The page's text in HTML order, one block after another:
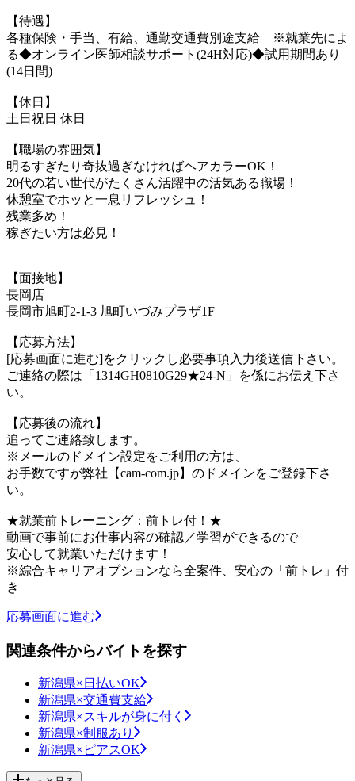
【待遇】
各種保険・手当、有給、通勤交通費別途支給 ※就業先によ
る◆オンライン医師相談サポート(24H対応)◆試用期間あり
(14日間)
【休日】
土日祝日 休日
【職場の雰囲気】
明るすぎたり奇抜過ぎなければヘアカラーOK！
20代の若い世代がたくさん活躍中の活気ある職場！
休憩室でホッと一息リフレッシュ！
残業多め！
稼ぎたい方は必見！
【面接地】
長岡店
長岡市旭町2-1-3 旭町いづみプラザ1F
【応募方法】
[応募画面に進む]をクリックし必要事項入力後送信下さい。
ご連絡の際は「1314GH0810G29★24-N」を係にお伝え下さ
い。
【応募後の流れ】
追ってご連絡致します。
※メールのドメイン設定をご利用の方は、
お手数ですが弊社【cam-com.jp】のドメインをご登録下さ
い。
★就業前トレーニング：前トレ付！★
動画で事前にお仕事内容の確認／学習ができるので
安心して就業いただけます！
※綜合キャリアオプションなら全案件、安心の「前トレ」付
き
応募画面に進む
関連条件からバイトを探す
新潟県×日払いOK
新潟県×交通費支給
新潟県×スキルが身に付く
新潟県×制服あり
新潟県×ピアスOK